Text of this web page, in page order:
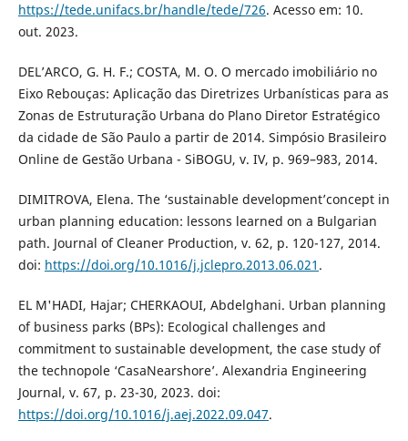
https://tede.unifacs.br/handle/tede/726. Acesso em: 10.
out. 2023.
DEL’ARCO, G. H. F.; COSTA, M. O. O mercado imobiliário no
Eixo Rebouças: Aplicação das Diretrizes Urbanísticas para as
Zonas de Estruturação Urbana do Plano Diretor Estratégico
da cidade de São Paulo a partir de 2014. Simpósio Brasileiro
Online de Gestão Urbana - SiBOGU, v. IV, p. 969–983, 2014.
DIMITROVA, Elena. The ‘sustainable development’concept in
urban planning education: lessons learned on a Bulgarian
path. Journal of Cleaner Production, v. 62, p. 120-127, 2014.
doi: https://doi.org/10.1016/j.jclepro.2013.06.021 .
EL M'HADI, Hajar; CHERKAOUI, Abdelghani. Urban planning
of business parks (BPs): Ecological challenges and
commitment to sustainable development, the case study of
the technopole ‘CasaNearshore’. Alexandria Engineering
Journal, v. 67, p. 23-30, 2023. doi:
https://doi.org/10.1016/j.aej.2022.09.047.